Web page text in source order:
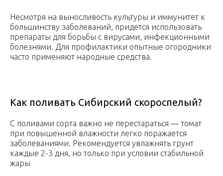
Несмотря на выносливость культуры и иммунитет к
большинству заболеваний, придется использовать
препараты для борьбы с вирусами, инфекционными
болезнями. Для профилактики опытные огородники
часто применяют народные средства.
Как поливать Сибирский скороспелый?
С поливами сорта важно не перестараться — томат
при повышенной влажности легко поражается
заболеваниями. Рекомендуется увлажнять грунт
каждые 2-3 дня, но только при условии стабильной
жары